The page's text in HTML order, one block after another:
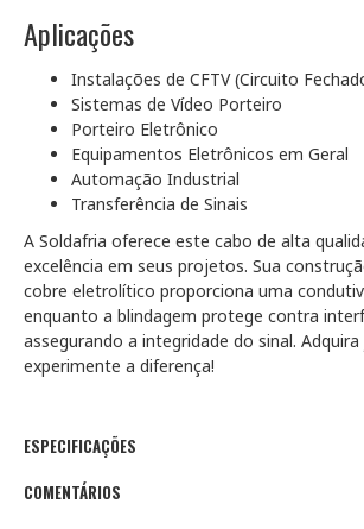
Aplicações
Instalações de CFTV (Circuito
Sistemas de Vídeo Porteiro
Porteiro Eletrônico
Equipamentos Eletrônicos em Geral
Automação Industrial
Transferência de Sinais
A Soldafria oferece este cabo de alta
excelência em seus projetos. Sua
cobre eletrolítico proporciona uma
enquanto a blindagem protege contra
assegurando a integridade do sinal.
experimente a diferença!
ESPECIFICAÇÕES
COMENTÁRIOS